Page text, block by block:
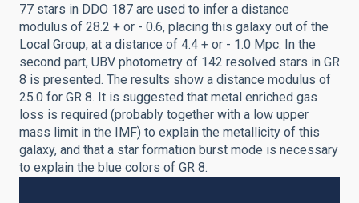
77 stars in DDO 187 are used to infer a distance
modulus of 28.2 + or - 0.6, placing this galaxy out of the
Local Group, at a distance of 4.4 + or - 1.0 Mpc. In the
second part, UBV photometry of 142 resolved stars in GR
8 is presented. The results show a distance modulus of
25.0 for GR 8. It is suggested that metal enriched gas
loss is required (probably together with a low upper
mass limit in the IMF) to explain the metallicity of this
galaxy, and that a star formation burst mode is necessary
to explain the blue colors of GR 8.